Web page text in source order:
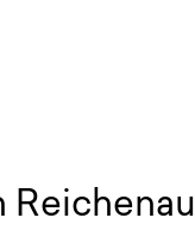
Reichenau